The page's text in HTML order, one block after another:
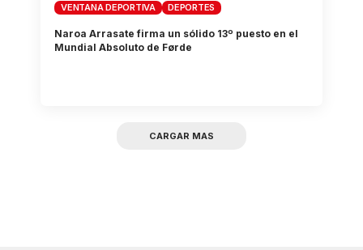
VENTANA DEPORTIVA DEPORTES
Naroa Arrasate firma un sólido 13º puesto en el
Mundial Absoluto de Førde
CARGAR MAS